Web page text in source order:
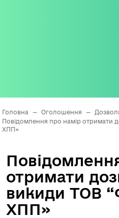
Головна — Оголошення —
Повідомлення про намір отримати
ХПП»
отримати
викиди ТОВ
ХПП»